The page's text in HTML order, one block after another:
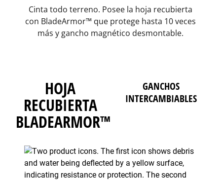
Cinta todo terreno. Posee la hoja recubierta
con BladeArmor™ que protege hasta 10 veces
más y gancho magnético desmontable.
HOJA
RECUBIERTA
BLADEARMOR™
GANCHOS
INTERCAMBIABLES